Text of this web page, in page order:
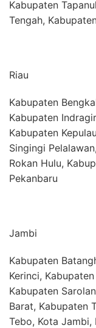
Kabupaten
Tengah,
Riau
Kabupaten
Kabupaten
Kabupaten
Singingi
Rokan Hulu,
Pekanbaru
Jambi
Kabupaten
Kerinci,
Kabupaten
Barat, Kabupaten
Tebo, Kota Jambi,